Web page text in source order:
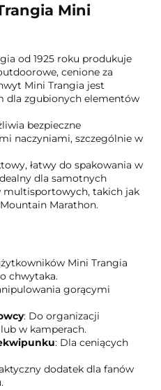
Mini
od 1925 roku produkuje
cenione za
Mini Trangia jest
dla zgubionych elementów
bezpieczne
naczyniami, szczególnie w
łatwy do spakowania w
dla samotnych
multisportowych, takich jak
Marathon.
Mini Trangia
chwytaka.
gorącymi
: Do organizacji
w kamperach.
: Dla ceniących
dodatek dla fanów